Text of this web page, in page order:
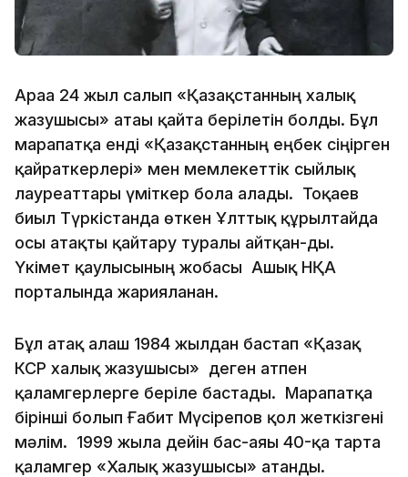
Араға 24 жыл салып «Қазақстанның халық
жазушысы» атағы қайта берілетін болды. Бұл
марапатқа енді «Қазақстанның еңбек сіңірген
қайраткерлері» мен мемлекеттік сыйлық
лауреаттары үміткер бола алады. Тоқаев
биыл Түркістанда өткен Ұлттық құрылтайда
осы атақты қайтару туралы айтқан-ды.
Үкімет қаулысының жобасы Ашық НҚА
порталында жарияланған.
Бұл атақ алғаш 1984 жылдан бастап «Қазақ
КСР халық жазушысы» деген атпен
қаламгерлерге беріле бастады. Марапатқа
бірінші болып Ғабит Мүсірепов қол жеткізгені
мәлім. 1999 жылға дейін бас-аяғы 40-қа тарта
қаламгер «Халық жазушысы» атанды.